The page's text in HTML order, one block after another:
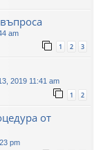
am
1 2 3
2019 11:41 am
1 2
от
pm